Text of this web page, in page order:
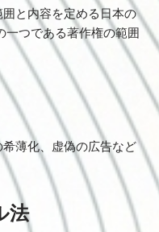
と内容を定める日本の
一つである著作権の範囲
薄化、虚偽の広告など
法